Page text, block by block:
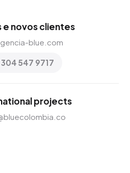
novos clientes
blue.com
304 547 9717
projects